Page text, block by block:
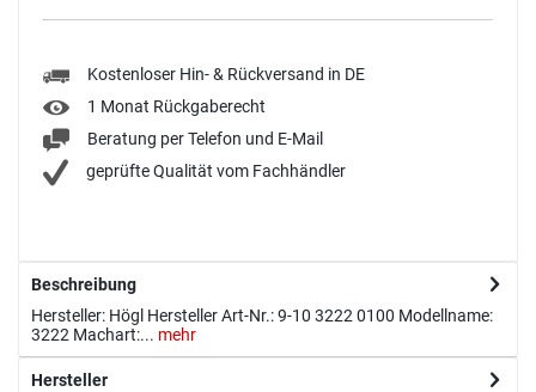
Kostenloser Hin- & Rückversand in DE
1 Monat Rückgaberecht
Beratung per Telefon und E-Mail
geprüfte Qualität vom Fachhändler
Beschreibung
Hersteller: Högl Hersteller Art-Nr.: 9-10 3222 0100 Modellname:
3222 Machart:... mehr
Hersteller